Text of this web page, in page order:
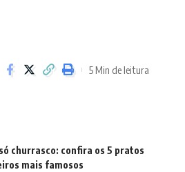
5 Min de leitura
churrasco: confira os 5 pratos
mais famosos